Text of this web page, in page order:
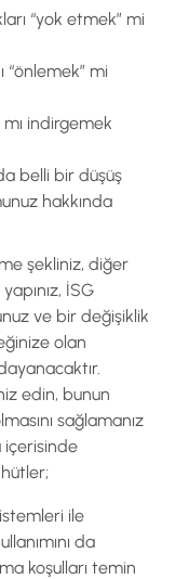
“yok etmek” mi
“önlemek” mi
mı indirgemek
belli bir düşüş
hakkında
şekliniz, diğer
İSG
ve bir değişiklik
olan
edin, bunun
sağlamanız
içerisinde
ile
da
koşulları temin